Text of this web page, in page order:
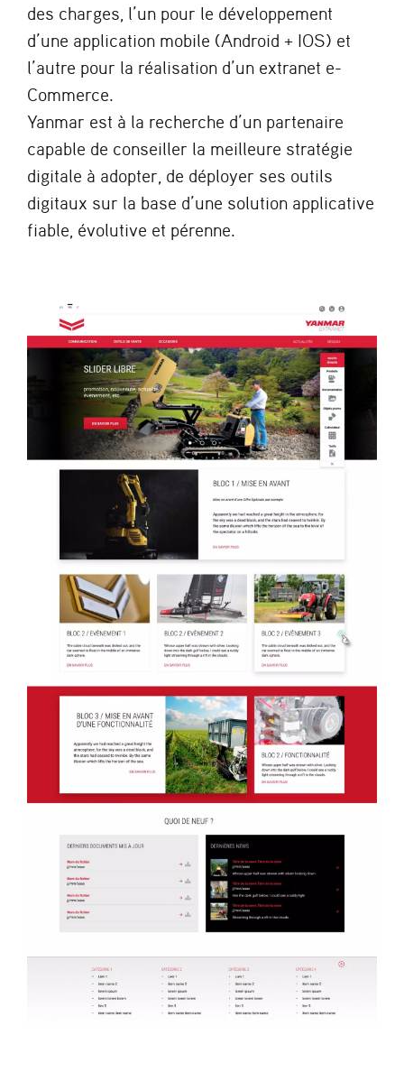
des charges, l’un pour le développement
d’une application mobile (Android + IOS) et
l’autre pour la réalisation d’un extranet e-
Commerce.
Yanmar est à la recherche d’un partenaire
capable de conseiller la meilleure stratégie
digitale à adopter, de déployer ses outils
digitaux sur la base d’une solution applicative
fiable, évolutive et pérenne.